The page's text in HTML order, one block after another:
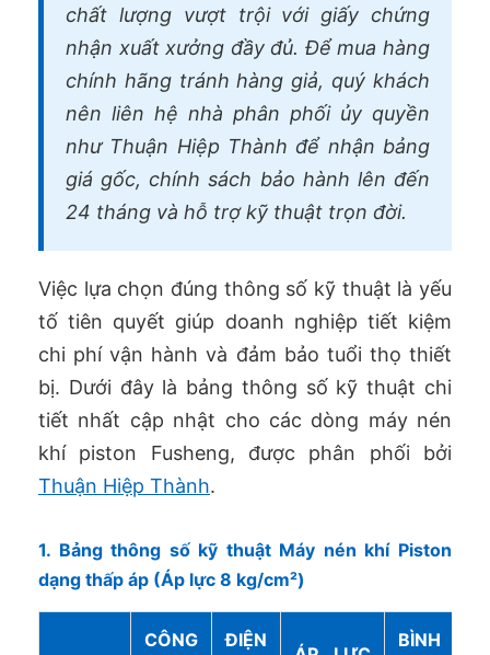
chất lượng vượt trội với giấy chứng
nhận xuất xưởng đầy đủ. Để mua hàng
chính hãng tránh hàng giả, quý khách
nên liên hệ nhà phân phối ủy quyền
như Thuận Hiệp Thành để nhận bảng
giá gốc, chính sách bảo hành lên đến
24 tháng và hỗ trợ kỹ thuật trọn đời.
Việc lựa chọn đúng thông số kỹ thuật là yếu
tố tiên quyết giúp doanh nghiệp tiết kiệm
chi phí vận hành và đảm bảo tuổi thọ thiết
bị. Dưới đây là bảng thông số kỹ thuật chi
tiết nhất cập nhật cho các dòng máy nén
khí piston Fusheng, được phân phối bởi
Thuận Hiệp Thành.
1. Bảng thông số kỹ thuật Máy nén khí Piston
dạng thấp áp (Áp lực 8 kg/cm²)
CÔNG
ĐIỆN
BÌNH